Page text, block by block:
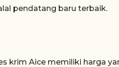
pendatang baru terbaik.
krim Aice memiliki harga